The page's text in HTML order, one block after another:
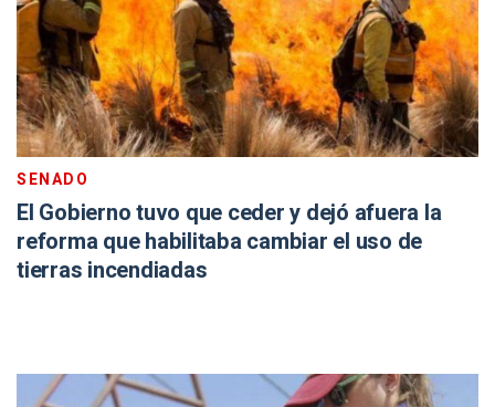
SENADO
El Gobierno tuvo que ceder y dejó afuera la
reforma que habilitaba cambiar el uso de
tierras incendiadas